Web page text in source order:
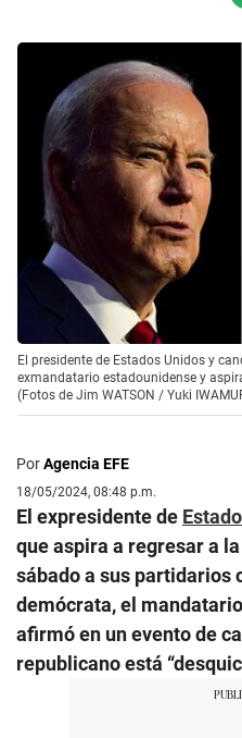
El presidente de Estados Unidos y
exmandatario estadounidense y
(Fotos de Jim WATSON / Yuki
PorAgencia EFE
18/05/2024, 08:48 p.m.
El expresidente de
que aspira a regresar a
sábado a sus partidarios
demócrata, el mandatario
afirmó en un evento de
republicano está